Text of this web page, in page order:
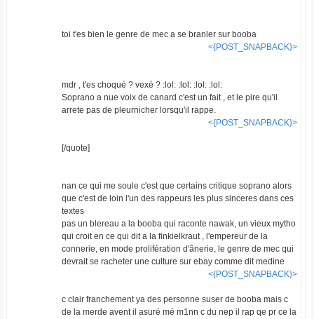
toi t'es bien le genre de mec a se branler sur booba
<{POST_SNAPBACK}>
mdr , t'es choqué ? vexé ? :lol: :lol: :lol: :lol:
Soprano a nue voix de canard c'est un fait , et le pire qu'il
arrete pas de pleurnicher lorsqu'il rappe.
<{POST_SNAPBACK}>
[/quote]
nan ce qui me soule c'est que certains critique soprano alors
que c'est de loin l'un des rappeurs les plus sinceres dans ces
textes
pas un blereau a la booba qui raconte nawak, un vieux mytho
qui croit en ce qui dit a la finkielkraut , l'empereur de la
connerie, en mode prolifération d'ânerie, le genre de mec qui
devrait se racheter une culture sur ebay comme dit medine
<{POST_SNAPBACK}>
c clair franchement ya des personne suser de booba mais c
de la merde avent il asuré mé m1nn c du nep il rap qe pr ce la